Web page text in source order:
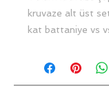
kruvaze alt üst
kat battaniye vs
patik bornoz seti